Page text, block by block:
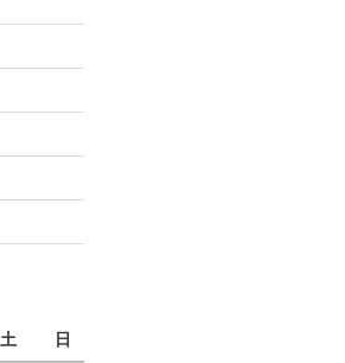
土 日